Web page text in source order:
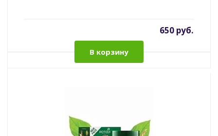
650 руб.
В корзину